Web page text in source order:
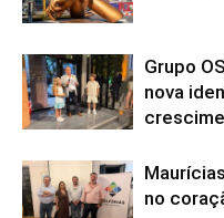
Grupo
nova
no